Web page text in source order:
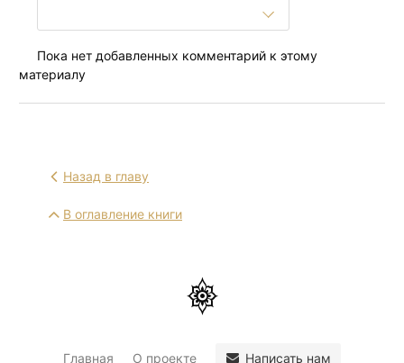
Пока нет добавленных комментарий к этому
материалу
Назад в главу
В оглавление книги
Главная О проекте Написать нам